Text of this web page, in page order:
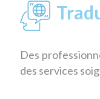
Des
des services